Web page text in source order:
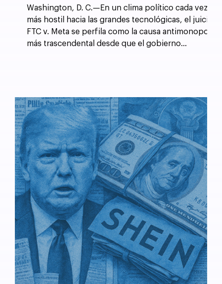
Washington, D. C.—En un clima político cada vez
más hostil hacia las grandes tecnológicas, el juicio
FTC v. Meta se perfila como la causa antimonopolio
más trascendental desde que el gobierno